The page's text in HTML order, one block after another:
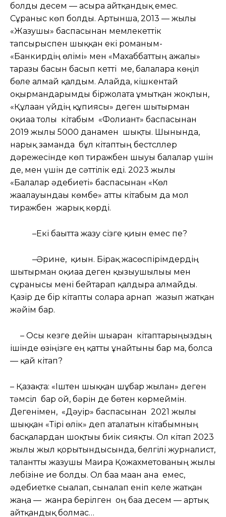
болды десем — асыра айтқандық емес.
Сұраныс көп болды. Артынша, 2013 — жылы
«Жазушы» баспасынан мемлекеттік
тапсырыспен шыққан екі романым-
«Банкирдің өлімі» мен «Махаббаттың ажалы»
таразы басын басып кетті ме, балаларға көңіл
бөле алмай қалдым. Алайда, кішкентай
оқырмандарымды біржолата ұмытқан жоқпын,
«Құлаған үйдің құпиясы» деген шытырман
оқиғаға толы кітабым «Фолиант» баспасынан
2019 жылы 5000 данамен шықты. Шынында,
нарық заманда бұл кітаптың бестсллер
дәрежесінде көп тиражбен шығуы балалар үшін
де, мен үшін де сәттілік еді. 2023 жылы
«Балалар әдебиеті» баспасынан «Көл
жағалауындағы көмбе» атты кітабым да мол
тиражбен жарық көрді.
–Екі бағытта жазу сізге қиын емес пе?
–Әрине, қиын. Бірақ жасөспірімдердің
шытырман оқиғаға деген қызығушылығы мен
сұранысы мені бейтарап қалдыра алмайды.
Қазір де бір кітапты соларға арнап жазып жатқан
жәйім бар.
– Осы кезге дейін шығарған кітаптарыңыздың
ішінде өзіңізге ең қатты ұнайтыны бар ма, болса
— қай кітап?
– Қазақта: «Іштен шыққан шұбар жылан» деген
тәмсіл бар ғой, бәрін де бөтен көрмеймін.
Дегенімен, «Дәуір» баспасынан 2021 жылы
шыққан «Тірі өлік» деп аталатын кітабымның
басқалардан шоқтығы биік сияқты. Ол кітап 2023
жылы жыл қорытындысында, белгілі журналист,
талантты жазушы Мағира Қожахметованың жылы
лебізіне ие болды. Ол баға маған ғана емес,
әдебиетке сығалап, сыналап еніп келе жатқан
жаңа — жанрға берілген оң баға десем — артық
айтқандық болмас…